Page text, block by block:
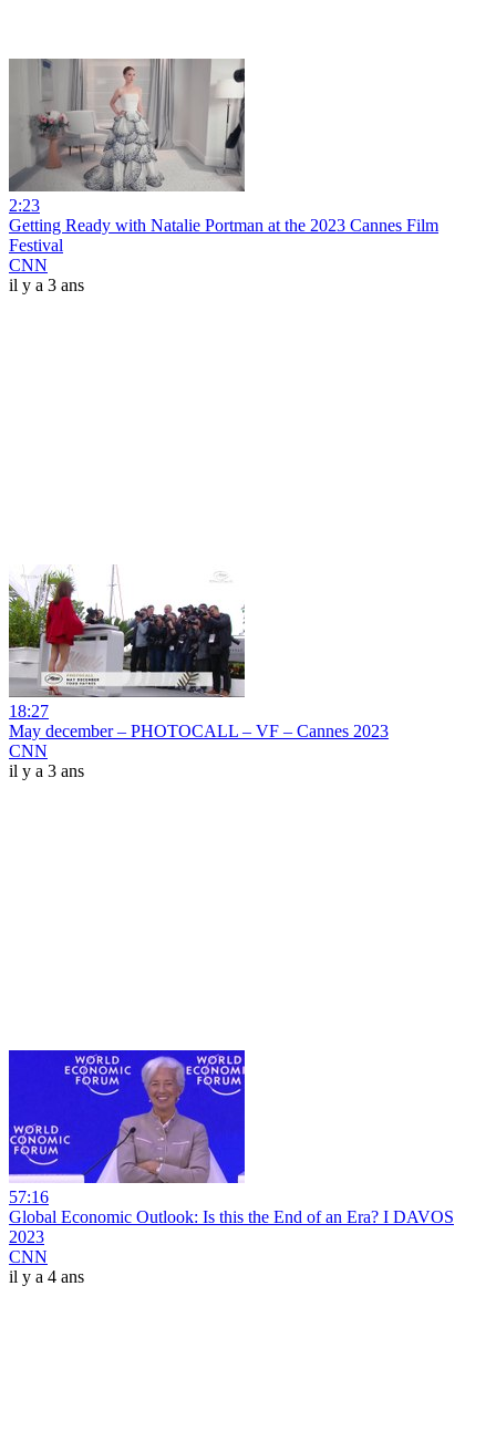
2:23
Getting Ready with Natalie Portman at the 2023 Cannes Film
Festival
CNN
il y a 3 ans
18:27
May december – PHOTOCALL – VF – Cannes 2023
CNN
il y a 3 ans
57:16
Global Economic Outlook: Is this the End of an Era? I DAVOS
2023
CNN
il y a 4 ans